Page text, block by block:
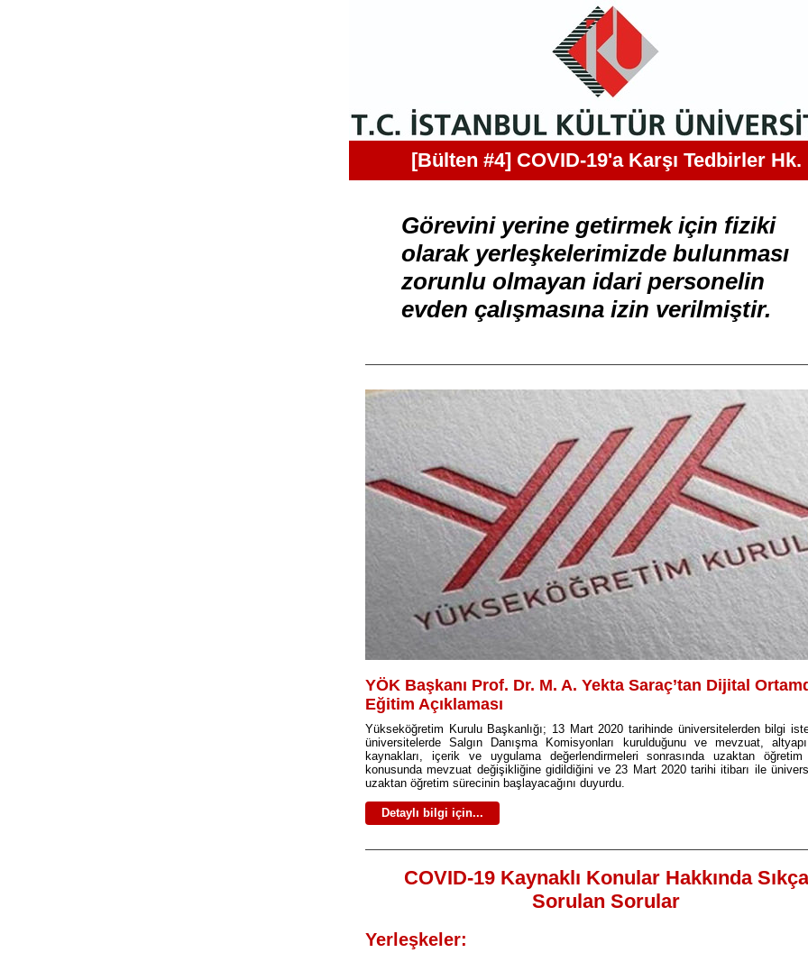
[Bülten #4] COVID-19'a Karşı Tedbirler Hk.
Görevini yerine getirmek için fiziki
olarak yerleşkelerimizde bulunması
zorunlu olmayan idari personelin
evden çalışmasına izin verilmiştir.
YÖK Başkanı Prof. Dr. M. A. Yekta Saraç’tan Dijital
Eğitim Açıklaması
Yükseköğretim Kurulu Başkanlığı; 13 Mart 2020 tarihinde üniversitelerden bilgi
üniversitelerde Salgın Danışma Komisyonları kurulduğunu ve mevzuat,
kaynakları, içerik ve uygulama değerlendirmeleri sonrasında uzaktan
konusunda mevzuat değişikliğine gidildiğini ve 23 Mart 2020 tarihi itibarı ile
uzaktan öğretim sürecinin başlayacağını duyurdu.
Detaylı bilgi için...
COVID-19 Kaynaklı Konular Hakkında Sıkça
Sorulan Sorular
Yerleşkeler: